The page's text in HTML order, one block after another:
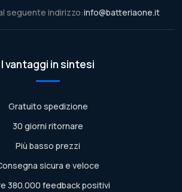
seguente indirizzo:info@batteriaone.it
I vantaggi in sintesi
Gratuito spedizione
30 giorni ritornare
Più basso prezzi
sicura e veloce
380.000 feedback positivi